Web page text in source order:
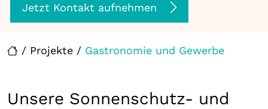
/ Projekte / Gastronomie und Gewerbe
Jetzt Kontakt aufnehmen
Unsere Sonnenschutz- und